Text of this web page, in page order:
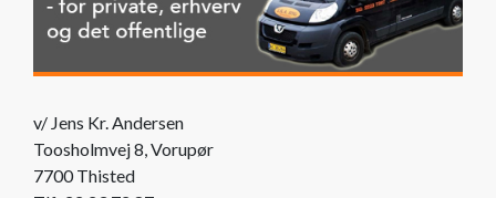
v/ Jens Kr. Andersen
Toosholmvej 8, Vorupør
7700 Thisted